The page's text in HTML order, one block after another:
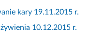
kary 19.11.2015 r.
10.12.2015 r.